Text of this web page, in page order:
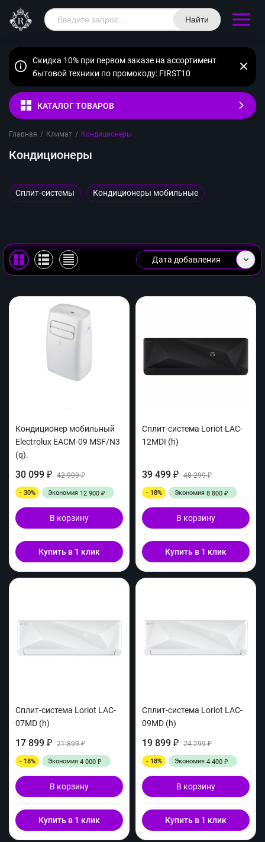
Найти
Скидка 10% при первом заказе на ассортимент
бытовой техники по промокоду: FIRST10
КАТАЛОГ ТОВАРОВ
Главная / Климат / Кондиционеры
Кондиционеры
Сплит-системы Кондиционеры мобильные
Дата добавления
Кондиционер мобильный
Electrolux EACM-09 MSF/N3
(q).
30 099 ₽ 42 999₽
- 30% Экономия 12 900 ₽
В корзину
Купить в 1 клик
Сплит-система Loriot LAC-
12MDI (h)
39 499 ₽ 48 299₽
- 18% Экономия 8 800 ₽
В корзину
Купить в 1 клик
Сплит-система Loriot LAC-
07MD (h)
17 899 ₽ 21 899₽
- 18% Экономия 4 000 ₽
В корзину
Купить в 1 клик
Сплит-система Loriot LAC-
09MD (h)
19 899 ₽ 24 299₽
- 18% Экономия 4 400 ₽
В корзину
Купить в 1 клик